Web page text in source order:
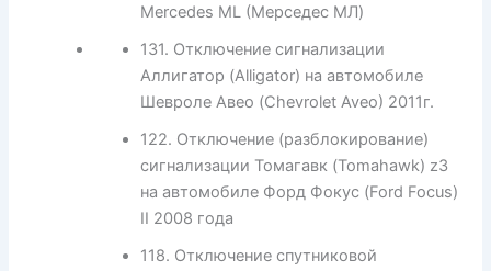
Mercedes ML (Мерседес МЛ)
131. Отключение сигнализации
Аллигатор (Alligator) на автомобиле
Шевроле Авео (Chevrolet Aveo) 2011г.
122. Отключение (разблокирование)
сигнализации Томагавк (Tomahawk) z3
на автомобиле Форд Фокус (Ford Focus)
II 2008 года
118. Отключение спутниковой